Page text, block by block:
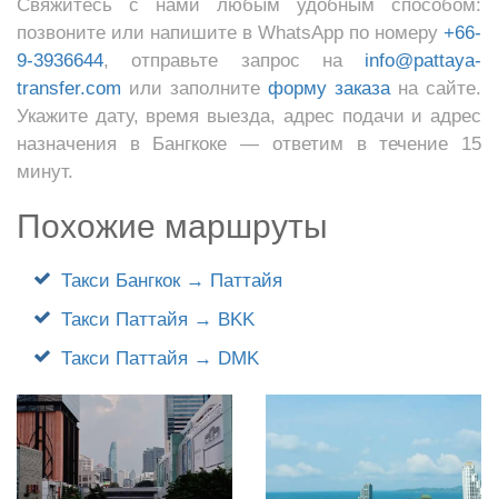
Свяжитесь с нами любым удобным способом:
позвоните или напишите в WhatsApp по номеру +66-
9-3936644, отправьте запрос на info@pattaya-
transfer.com или заполните форму заказа на сайте.
Укажите дату, время выезда, адрес подачи и адрес
назначения в Бангкоке — ответим в течение 15
минут.
Похожие маршруты
Такси Бангкок → Паттайя
Такси Паттайя → BKK
Такси Паттайя → DMK